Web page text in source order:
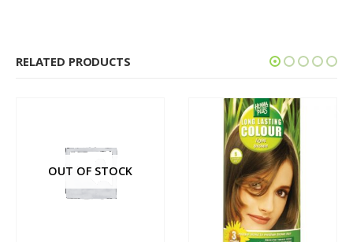
RELATED PRODUCTS
OUT OF STOCK